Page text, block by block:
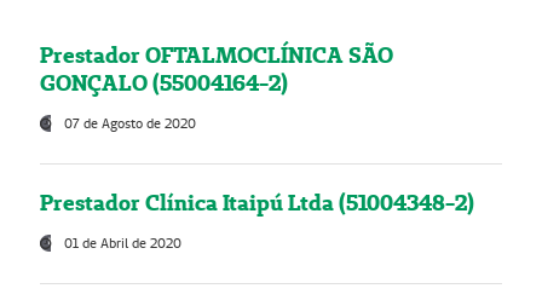
Prestador OFTALMOCLÍNICA SÃO
GONÇALO (55004164-2)
07 de Agosto de 2020
Prestador Clínica Itaipú Ltda (51004348-2)
01 de Abril de 2020